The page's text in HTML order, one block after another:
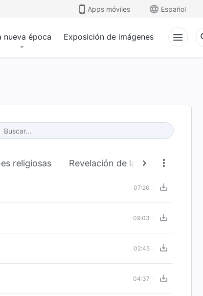
Apps móviles Español
nueva época Exposición de imágenes
Type 1 or more characters for results.
religiosas Revelación de la corrupción de
07:20
09:03
02:45
04:37